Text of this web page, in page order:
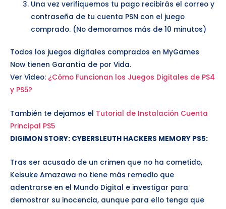
Una vez verifiquemos tu pago recibirás el correo y
contraseña de tu cuenta PSN con el juego
comprado. (No demoramos más de 10 minutos)
Todos los juegos digitales comprados en MyGames
Now tienen Garantía de por Vida.
Ver Video: ¿Cómo Funcionan los Juegos Digitales de PS4
y PS5?
También te dejamos el Tutorial de Instalación Cuenta
Principal PS5
DIGIMON STORY: CYBERSLEUTH HACKERS MEMORY PS5:
Tras ser acusado de un crimen que no ha cometido,
Keisuke Amazawa no tiene más remedio que
adentrarse en el Mundo Digital e investigar para
demostrar su inocencia, aunque para ello tenga que